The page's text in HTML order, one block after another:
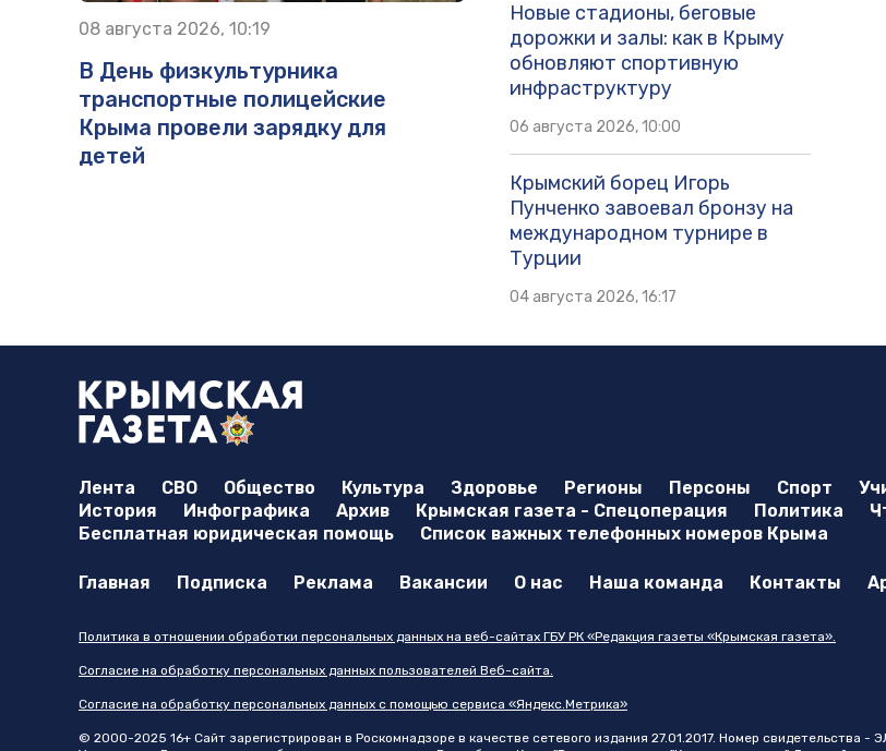
08 августа 2026, 10:19
В День физкультурника
транспортные полицейские
Крыма провели зарядку для
детей
Новые стадионы, беговые
дорожки и залы: как в Крыму
обновляют спортивную
инфраструктуру
06 августа 2026, 10:00
Крымский борец Игорь
Пунченко завоевал бронзу на
международном турнире в
Турции
04 августа 2026, 16:17
Лента СВО Общество Культура Здоровье Регионы Персоны Спорт
История
Инфографика Архив Крымская газета - Спецоперация Политика
Бесплатная юридическая помощь
Список важных телефонных номеров Крыма
Главная Подписка Реклама Вакансии О нас Наша команда Контакты
Политика в отношении обработки персональных данных на веб-сайтах ГБУ РК «Редакция газеты «Крымская газета».
Согласие на обработку персональных данных пользователей Веб-сайта.
Согласие на обработку персональных данных с помощью сервиса «Яндекс.Метрика»
© 2000-2025 16+ Сайт зарегистрирован в Роскомнадзоре в качестве сетевого издания 27.01.2017. Номер свидетельства